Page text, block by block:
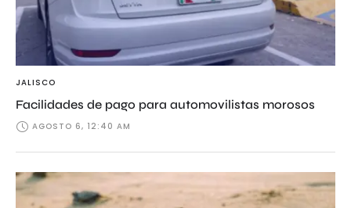
JALISCO
Facilidades de pago para automovilistas morosos
AGOSTO 6, 12:40 AM